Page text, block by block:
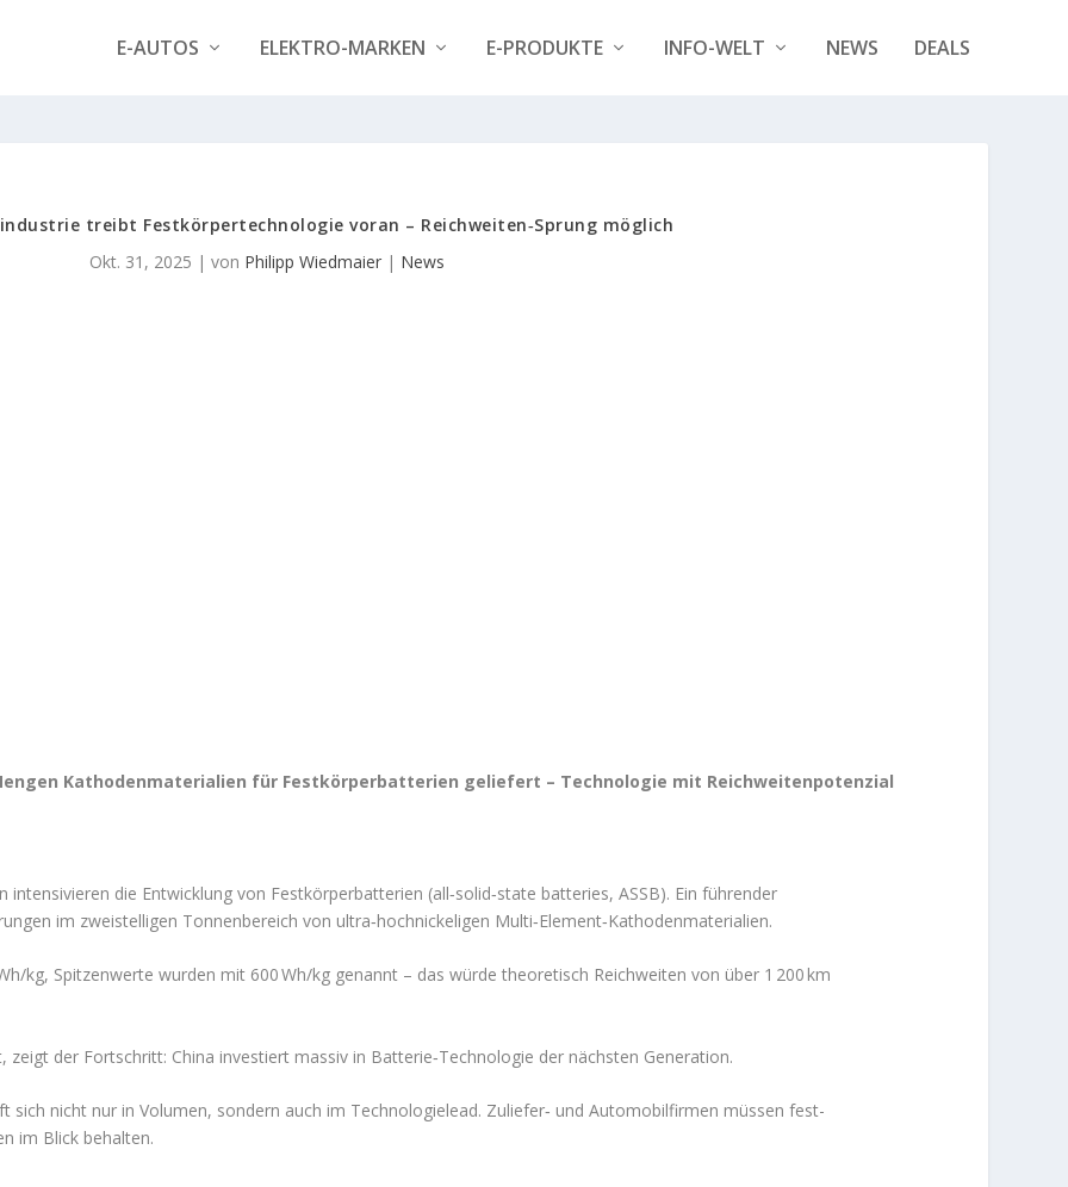
E-AUTOS ELEKTRO-MARKEN E-PRODUKTE INFO-WELT NEWS DEALS
treibt Festkörper­technologie voran – Reichweiten‑Sprung möglich
Okt. 31, 2025 | von Philipp Wiedmaier | News
Kathodenmaterialien für Festkörper­batterien geliefert – Technologie mit Reichweitenpotenzial
die Entwicklung von Festkörper­batterien (all‑solid‑state batteries, ASSB). Ein führender
im zweistelligen Tonnenbereich von ultra‑hoch­nickeligen Multi‑Element‑Kathodenmaterialien.
kg, Spitzenwerte wurden mit 600 Wh/kg genannt – das würde theoretisch Reichweiten von über 1 200 km
der Fortschritt: China investiert massiv in Batterie‑Technologie der nächsten Generation.
sich nicht nur in Volumen, sondern auch im Technologie­lead. Zuliefer‑ und Automobil­firmen müssen fest­
im Blick behalten.